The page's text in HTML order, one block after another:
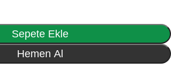
Sepete Ekle
Hemen Al